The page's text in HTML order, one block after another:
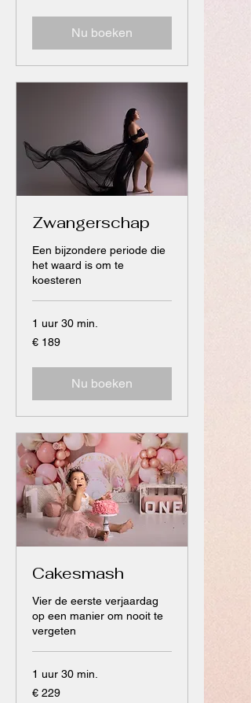
Nu boeken
Zwangerschap
Een bijzondere periode die
het waard is om te
koesteren
1 uur 30 min.
189
euro
€ 189
Nu boeken
Cakesmash
Vier de eerste verjaardag
op een manier om nooit te
vergeten
1 uur 30 min.
229
euro
€ 229